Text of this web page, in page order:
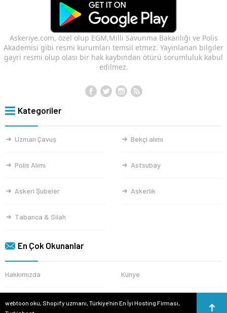
Askeriye.com, özel olup EGM,Milli Savunma Bakanlığı ve Polis
Akademisi gibi resmi kurumları temsil etmez. Yayınlanan bilgiler
gayri resmi olup olası bir hak kaybından ötürü sorumluluk kabul
edilmez.
Kategoriler
Uzman Çavuş Bekçi alımı
Polis Alımı Astsubay
Askeri Şubeler Askerlik
Tabanca & Silah
En Çok Okunanlar
Hakkımızda Künye
webtoon oku Shopify uzmanı Türkiye'nin En İyi Hosting Firması